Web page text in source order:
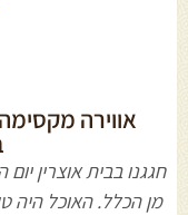
אווירה
מן הכלל. האוכל היה